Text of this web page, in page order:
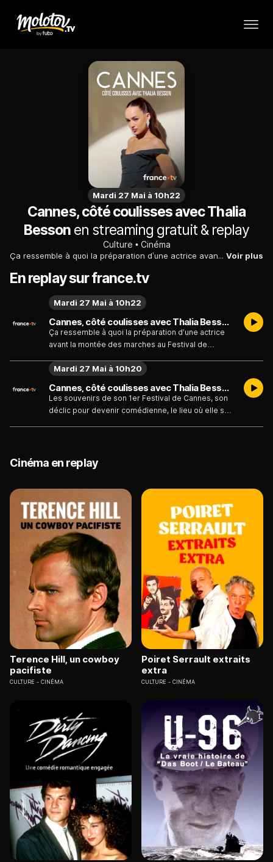
Mardi 27 Mai à 10h22
Cannes, côté coulisses avec Thalia
Besson en streaming gratuit & replay
Culture Cinéma
Ça ressemble à quoi la préparation d’une actrice avant la montée des marches au Festival de Cannes ? Pour le savoir, on a suivi Thalia Besson, actrice mannequin et nouvelle ambassadrice de Dessange du choix de sa tenue de la robe, en passant par sa beauty prep coiffure jusqu’au tapis rouge.. Voir plus
En replay sur france.tv
Cannes, côté coulisses avec Thalia Besson - Émission du mardi 27 mai 2025
Ça ressemble à quoi la préparation d’une actrice
avant la montée des marches au Festival de
actrice mannequin et nouvelle ambassadrice de
passant par sa beauty prep coiffure jusqu’au tapis
rouge.
Mardi 27 Mai à 10h22
Cannes, côté coulisses avec Thalia Besson - Émission du mardi 27 mai 2025
Les souvenirs de son 1er Festival de Cannes, son
déclic pour devenir comédienne, le lieu où elle se
Mardi 27 Mai à 10h20
Cinéma en replay
Terence Hill, un cowboy
pacifiste
CULTURE CINÉMA
Poiret Serrault extraits
extra
CULTURE CINÉMA